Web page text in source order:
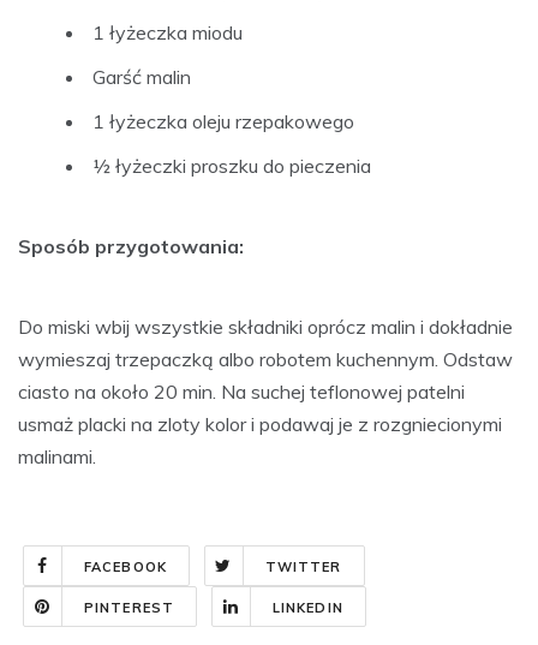
1 łyżeczka miodu
Garść malin
1 łyżeczka oleju rzepakowego
½ łyżeczki proszku do pieczenia
Sposób przygotowania:
Do miski wbij wszystkie składniki oprócz malin i dokładnie
wymieszaj trzepaczką albo robotem kuchennym. Odstaw
ciasto na około 20 min. Na suchej teflonowej patelni
usmaż placki na zloty kolor i podawaj je z rozgniecionymi
malinami.
FACEBOOK TWITTER
PINTEREST LINKEDIN